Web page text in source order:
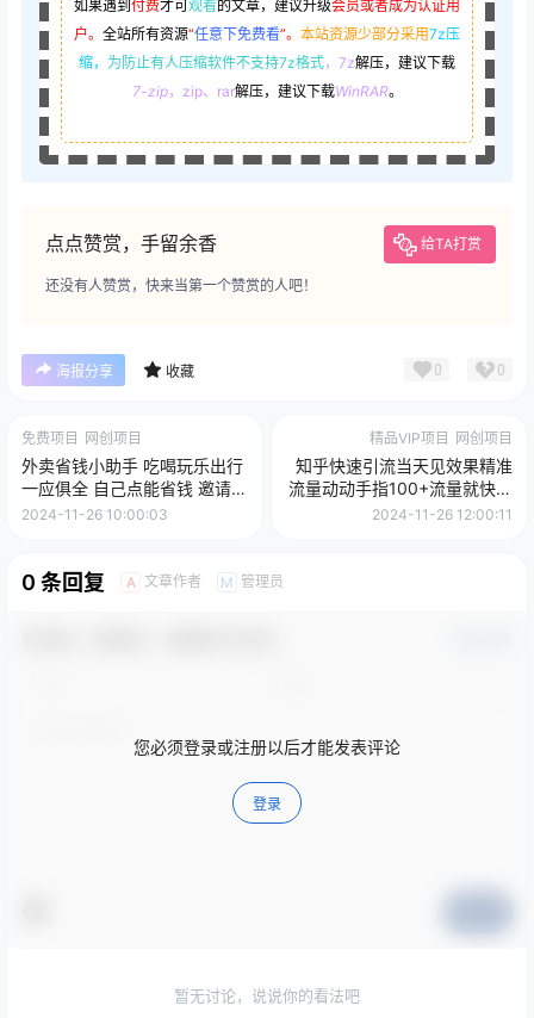
如果遇到付费才可观看的文章，建议升级会员或者成为认证用
户。 全站所有资源“任意下免费看”。 本站资源少部分采用7z压
缩， 为防止有人压缩软件不支持7z格式，7z解压，建议下载
7-zip，zip、rar解压，建议下载WinRAR。
点点赞赏，手留余香 给TA打赏
还没有人赞赏，快来当第一个赞赏的人吧！
海报分享 收藏 0 0
免费项目 网创项目
外卖省钱小助手 吃喝玩乐出行
一应俱全 自己点能省钱 邀请能
赚钱 秒提秒到账
2024-11-26 10:00:03
精品VIP项目 网创项目
知乎快速引流当天见效果精准
流量动动手指100+流量就快来
了
2024-11-26 12:00:11
0 条回复 A 文章作者 M 管理员
您必须登录或注册以后才能发表评论
登录
暂无讨论，说说你的看法吧